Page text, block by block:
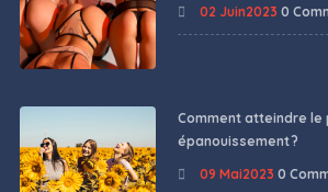
02 Juin2023 0
Comment atteindre le
épanouissement ?
09 Mai2023 0